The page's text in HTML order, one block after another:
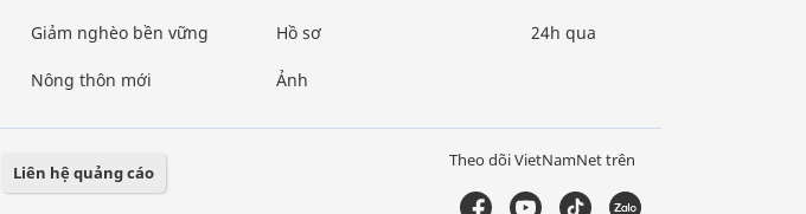
Giảm nghèo bền vững
Nông thôn mới
Hồ sơ
Ảnh
24h qua
Liên hệ quảng cáo
Theo dõi VietNamNet trên